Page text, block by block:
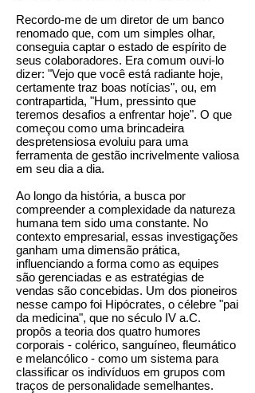
Recordo-me de um diretor de um banco
renomado que, com um simples olhar,
conseguia captar o estado de espírito de
seus colaboradores. Era comum ouvi-lo
dizer: "Vejo que você está radiante hoje,
certamente traz boas notícias", ou, em
contrapartida, "Hum, pressinto que
teremos desafios a enfrentar hoje". O que
começou como uma brincadeira
despretensiosa evoluiu para uma
ferramenta de gestão incrivelmente valiosa
em seu dia a dia.
Ao longo da história, a busca por
compreender a complexidade da natureza
humana tem sido uma constante. No
contexto empresarial, essas investigações
ganham uma dimensão prática,
influenciando a forma como as equipes
são gerenciadas e as estratégias de
vendas são concebidas. Um dos pioneiros
nesse campo foi Hipócrates, o célebre "pai
da medicina", que no século IV a.C.
propôs a teoria dos quatro humores
corporais - colérico, sanguíneo, fleumático
e melancólico - como um sistema para
classificar os indivíduos em grupos com
traços de personalidade semelhantes.